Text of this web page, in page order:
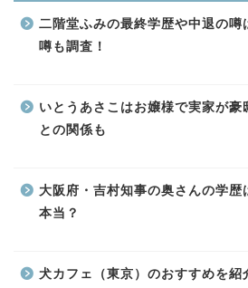
二階堂ふみの最終学歴や中退の噂
噂も調査！
いとうあさこはお嬢様で実家が豪
との関係も
大阪府・吉村知事の奥さんの学歴
本当？
犬カフェ（東京）のおすすめを紹